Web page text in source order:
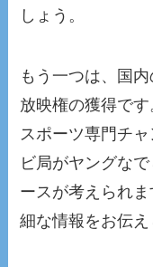
しょう。
もう一つは、国
放映権の獲得で
スポーツ専門チ
ビ局がヤングな
ースが考えられ
細な情報をお伝え